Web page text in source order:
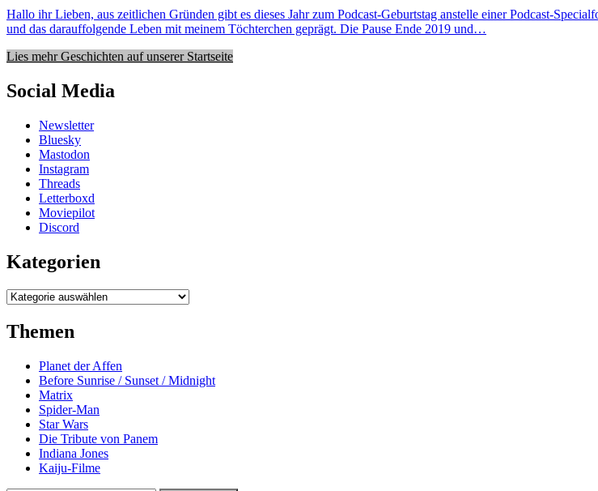
Hallo ihr Lieben, aus zeitlichen Gründen gibt es dieses Jahr zum Podcast-Geburtstag anstelle einer Podcast-
und das darauffolgende Leben mit meinem Töchterchen geprägt. Die Pause Ende 2019 und…
Lies mehr Geschichten auf unserer Startseite
Social Media
Newsletter
Bluesky
Mastodon
Instagram
Threads
Letterboxd
Moviepilot
Discord
Kategorien
Kategorien
Themen
Planet der Affen
Before Sunrise / Sunset / Midnight
Matrix
Spider-Man
Star Wars
Die Tribute von Panem
Indiana Jones
Kaiju-Filme